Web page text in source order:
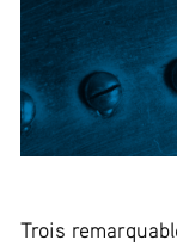
Trois